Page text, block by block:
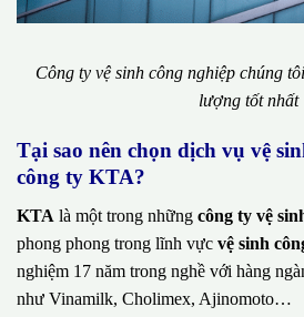
Công ty vệ sinh công nghiệp chúng
lượng tốt nhất
Tại sao nên chọn dịch vụ vệ
công ty KTA?
KTA là một trong những công ty vệ
phong phong trong lĩnh vực vệ sinh
nghiệm 17 năm trong nghề với hàng
như Vinamilk, Cholimex, Ajinomoto…